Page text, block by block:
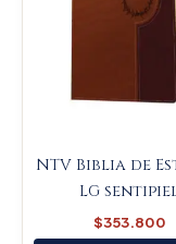
NTV Biblia de
LG
$353.800